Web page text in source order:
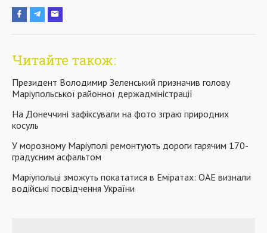
Читайте також:
Президент Володимир Зеленський призначив голову
Маріупольської районної держадміністрації
На Донеччині зафіксували на фото зграю природних
косуль
У морозному Маріуполі ремонтують дороги гарячим 170-
градусним асфальтом
Маріупольці зможуть покататися в Еміратах: ОАЕ визнали
водійські посвідчення України